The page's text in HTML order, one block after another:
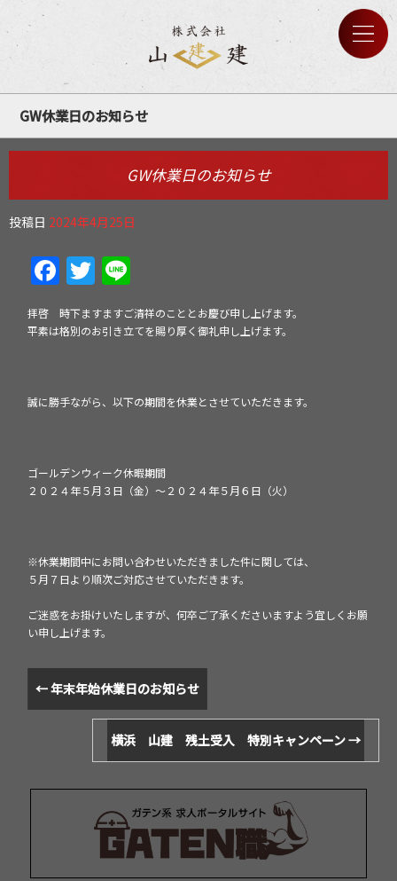
GW休業日のお知らせ
GW休業日のお知らせ
投稿日 2024年4月25日
Facebook
Twitter
拝啓 時下ますますご清祥のこととお慶び申し上げます。
平素は格別のお引き立てを賜り厚く御礼申し上げます。
誠に勝手ながら、以下の期間を休業とさせていただきます。
ゴールデンウィーク休暇期間
２０２４年５月３日（金）～２０２４年５月６日（火）
※休業期間中にお問い合わせいただきました件に関しては、
５月７日より順次ご対応させていただきます。
ご迷惑をお掛けいたしますが、何卒ご了承くださいますよう宜しくお願
い申し上げます。
←年末年始休業日のお知らせ
横浜 山建 残土受入 特別キャンペーン→